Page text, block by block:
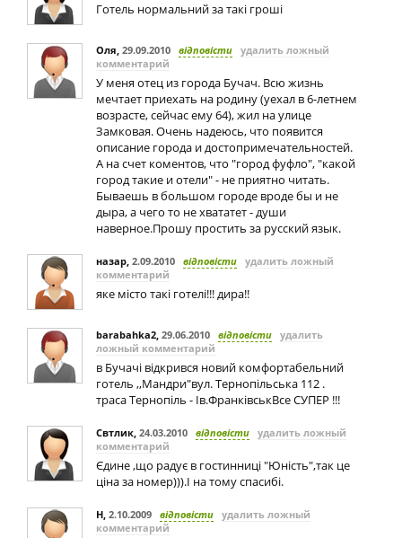
Готель нормальний за такі гроші
Оля, 29.09.2010 відповісти удалить ложный
комментарий
У меня отец из города Бучач. Всю жизнь
мечтает приехать на родину (уехал в 6-летнем
возрасте, сейчас ему 64), жил на улице
Замковая. Очень надеюсь, что появится
описание города и достопримечательностей.
А на счет коментов, что "город фуфло", "какой
город такие и отели" - не приятно читать.
Бываешь в большом городе вроде бы и не
дыра, а чего то не хвататет - души
наверное.Прошу простить за русский язык.
назар, 2.09.2010 відповісти удалить ложный
комментарий
яке місто такі готелі!!! дира!!
barabahka2, 29.06.2010 відповісти удалить
ложный комментарий
в Бучачі відкрився новий комфортабельний
готель ,,Мандри"вул. Тернопільська 112 .
траса Тернопіль - Ів.ФранківськВсе СУПЕР !!!
Свтлик, 24.03.2010 відповісти удалить ложный
комментарий
Єдине ,що радує в гостинниці "Юність",так це
ціна за номер))).І на тому спасибі.
Н, 2.10.2009 відповісти удалить ложный
комментарий